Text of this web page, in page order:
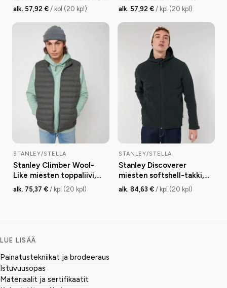
medium fit, 38 g
alk. 57,92 € / kpl (20 kpl) alk. 57,92 € / kpl (20 kpl)
STANLEY/STELLA
Stanley Climber Wool-
Like miesten toppaliivi,
fitted, 140 g
alk. 75,37 € / kpl (20 kpl)
STANLEY/STELLA
Stanley Discoverer
miesten softshell-takki,
medium fit, 342 g
alk. 84,63 € / kpl (20 kpl)
LUE LISÄÄ
Painatustekniikat ja brodeeraus
Istuvuusopas
Materiaalit ja sertifikaatit